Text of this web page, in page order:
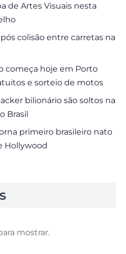
de Artes Visuais nesta
colisão entre carretas na
começa hoje em Porto
e sorteio de motos
bilionário são soltos na
Brasil
primeiro brasileiro nato
Hollywood
mostrar.